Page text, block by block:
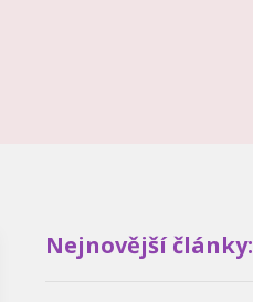
Nejnovější články: